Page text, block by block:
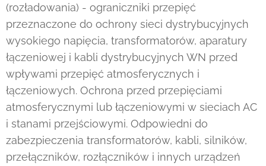
(rozładowania) - ograniczniki przepięć
przeznaczone do ochrony sieci dystrybucyjnych
wysokiego napięcia, transformatorów, aparatury
łączeniowej i kabli dystrybucyjnych WN przed
wpływami przepięć atmosferycznych i
łączeniowych. Ochrona przed przepięciami
atmosferycznymi lub łączeniowymi w sieciach AC
i stanami przejściowymi. Odpowiedni do
zabezpieczenia transformatorów, kabli, silników,
przełączników, rozłączników i innych urządzeń